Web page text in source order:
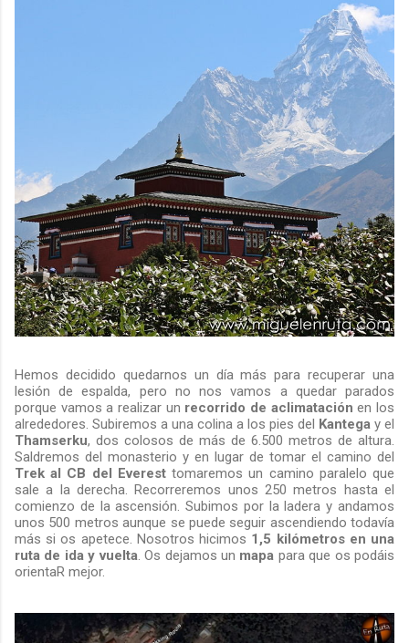
Hemos decidido quedarnos un día más para recuperar una
lesión de espalda, pero no nos vamos a quedar parados
porque vamos a realizar un recorrido de aclimatación en los
alrededores. Subiremos a una colina a los pies del Kantega y el
Thamserku, dos colosos de más de 6.500 metros de altura.
Saldremos del monasterio y en lugar de tomar el camino del
Trek al CB del Everesttomaremos un camino paralelo que
sale a la derecha. Recorreremos unos 250 metros hasta el
comienzo de la ascensión. Subimos por la ladera y andamos
unos 500 metros aunque se puede seguir ascendiendo todavía
más si os apetece. Nosotros hicimos 1,5 kilómetros en una
ruta de ida y vuelta . Os dejamos un mapa para que os podáis
orientaR mejor.